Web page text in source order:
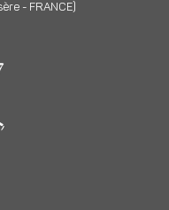
- FRANCE)